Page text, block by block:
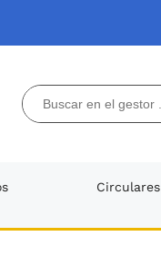
Circulares